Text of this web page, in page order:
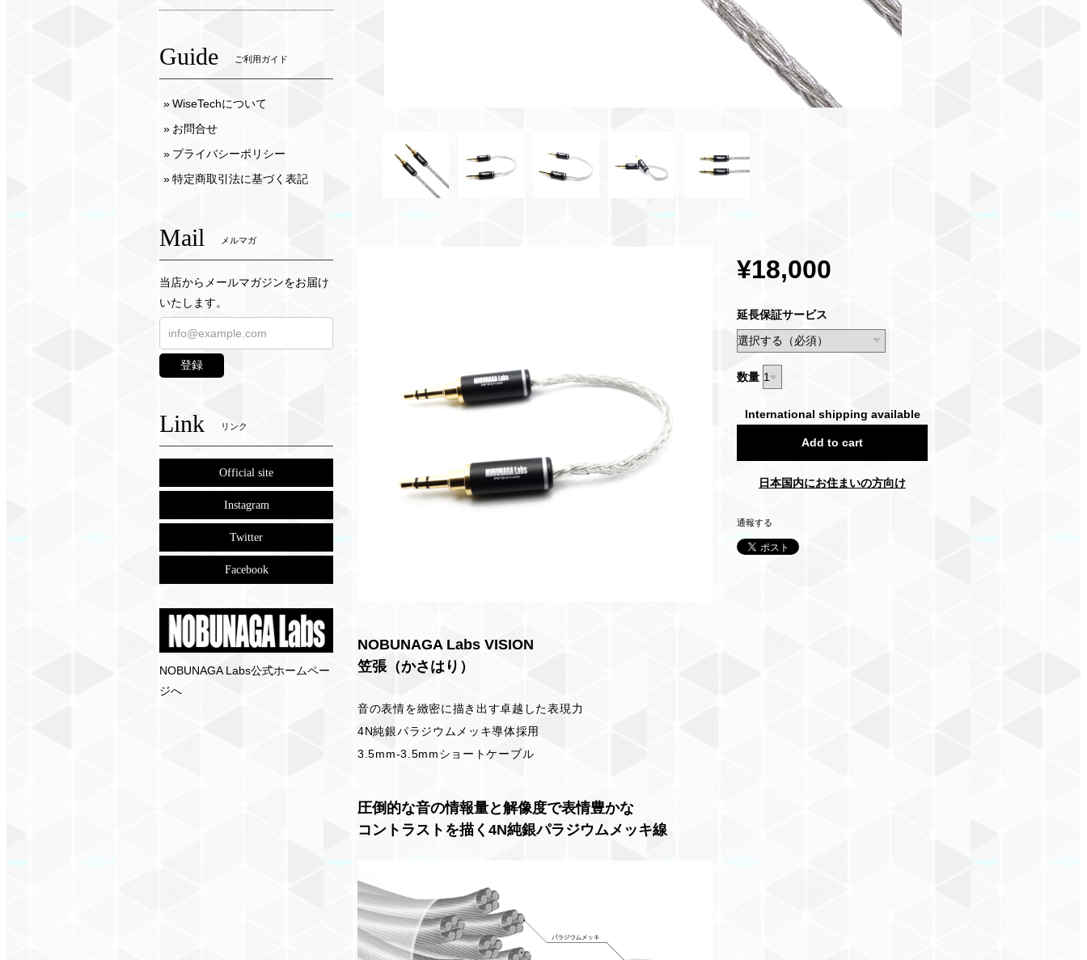
NOBUNAGA Labs VISION
笠張（かさはり）
音の表情を緻密に描き出す卓越した表現力
4N純銀パラジウムメッキ導体採用
3.5mm-3.5mmショートケーブル
圧倒的な音の情報量と解像度で表情豊かな
コントラストを描く4N純銀パラジウムメッキ線
¥18,000
延長保証サービス
数量
International shipping available
Add to cart
日本国内にお住まいの方向け
通報する
Guide ご利用ガイド
WiseTechについて
お問合せ
プライバシーポリシー
特定商取引法に基づく表記
Mail メルマガ
当店からメールマガジンをお届け
いたします。
登録
Link リンク
Official site
Instagram
Twitter
Facebook
NOBUNAGA Labs公式ホームペー
ジへ